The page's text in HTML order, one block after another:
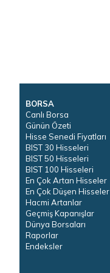
BORSA
Canlı Borsa
Günün Özeti
Hisse Senedi Fiyatları
BIST 30 Hisseleri
BIST 50 Hisseleri
BIST 100 Hisseleri
En Çok Artan Hisseler
En Çok Düşen Hisseler
Hacmi Artanlar
Geçmiş Kapanışlar
Dünya Borsaları
Raporlar
Endeksler